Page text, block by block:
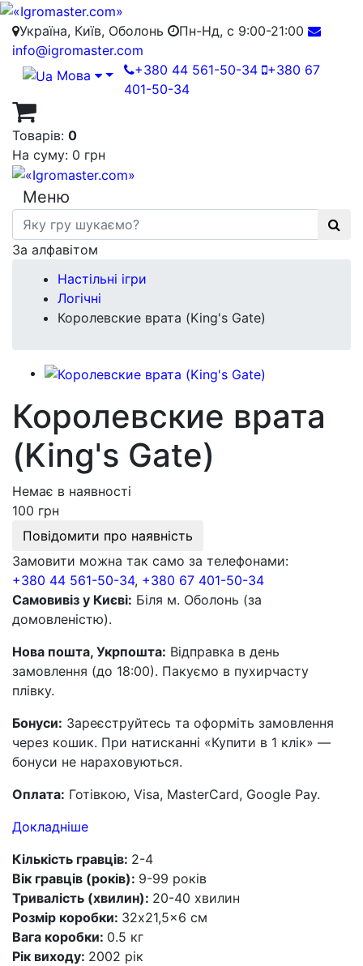
Україна, Київ, Оболонь
Пн-Нд, с 9:00-21:00
info@igromaster.com
Мова
+380 44 561-50-34 +380 67
401-50-34
Товарів: 0
На суму: 0 грн
Меню
За алфавітом
Настільні ігри
Логічні
Королевские врата (King's Gate)
Королевские врата
(King's Gate)
Немає в наявності
100 грн
Повідомити про наявність
Замовити можна так само за телефонами:
+380 44 561-50-34, +380 67 401-50-34
Самовивіз у Києві: Біля м. Оболонь (за
домовленістю).
Нова пошта, Укрпошта: Відправка в день
замовлення (до 18:00). Пакуємо в пухирчасту
плівку.
Бонуси: Зареєструйтесь та оформіть замовлення
через кошик. При натисканні «Купити в 1 клік» —
бонуси не нараховуються.
Оплата: Готівкою, Visa, MasterCard, Google Pay.
Докладніше
Кількість гравців: 2-4
Вік гравців (років): 9-99 років
Тривалість (хвилин): 20-40 хвилин
Розмір коробки: 32x21,5x6 см
Вага коробки: 0.5 кг
Рік виходу: 2002 рік